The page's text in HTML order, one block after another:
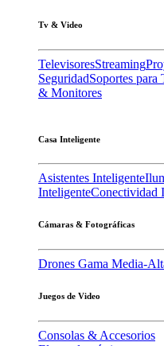
Tv & Video
TelevisoresStreaming
SeguridadSoportes para
& Monitores
Casa Inteligente
Asistentes Inteligente
InteligenteConectividad
Cámaras & Fotográficas
Drones Gama Media-
Juegos de Video
Consolas & Accesorios